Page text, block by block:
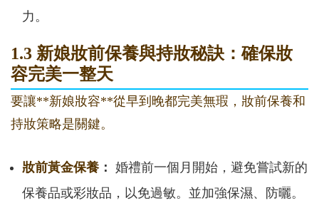
力。
1.3 新娘妝前保養與持妝秘訣：確保妝
容完美一整天
要讓**新娘妝容**從早到晚都完美無瑕，妝前保養和
持妝策略是關鍵。
妝前黃金保養： 婚禮前一個月開始，避免嘗試新的
保養品或彩妝品，以免過敏。並加強保濕、防曬。